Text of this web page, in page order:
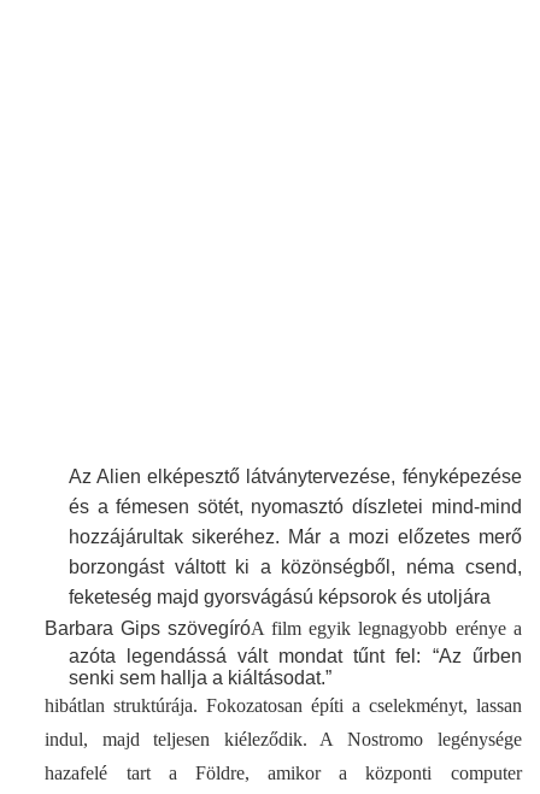
Az Alien elképesztő látványtervezése, fényképezése
és a fémesen sötét, nyomasztó díszletei mind-mind
hozzájárultak sikeréhez. Már a mozi előzetes merő
borzongást váltott ki a közönségből, néma csend,
feketeség majd gyorsvágású képsorok és utoljára
Barbara Gips szövegíró
azóta legendássá vált mondat tűnt fel: “Az űrben
senki sem hallja a kiáltásodat.”
A film egyik legnagyobb erénye a
hibátlan struktúrája. Fokozatosan építi a cselekményt, lassan
indul, majd teljesen kiéleződik. A Nostromo legénysége
hazafelé tart a Földre, amikor a központi computer